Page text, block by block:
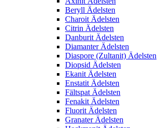
Beryll Ädelsten
Charoit Ädelsten
Citrin Ädelsten
Danburit Ädelsten
Diamanter Ädelsten
Diaspore (Zultanit) Ädelsten
Diopsid Ädelsten
Ekanit Ädelsten
Enstatit Ädelsten
Fältspat Ädelsten
Fenakit Ädelsten
Fluorit Ädelsten
Granater Ädelsten